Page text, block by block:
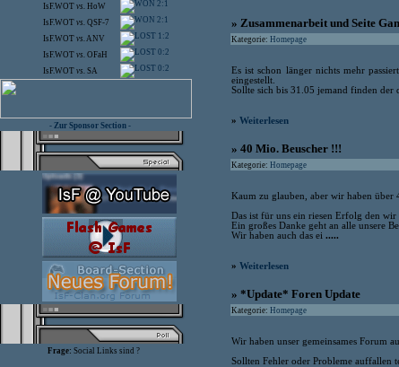
IsF.WOT vs. HoW 2:1
IsF.WOT vs. QSF-7 2:1
IsF.WOT vs.ANV 1:2
IsF.WOT vs. OFaH 0:2
IsF.WOT vs. SA 0:2
- Zur Sponsor Section -
Frage: Social Links sind ?
» Zusammenarbeit und Seite
Kategorie: Homepage
Es ist schon länger nichts mehr
eingestellt.
Sollte sich bis 31.05 jemand finden der
» Weiterlesen
» 40 Mio. Beuscher !!!
Kategorie: Homepage
Kaum zu glauben, aber wir haben über
Das ist für uns ein riesen Erfolg den wir
Ein großes Danke geht an alle unsere
Wir haben auch das ei .....
» Weiterlesen
» *Update* Foren Update
Kategorie: Homepage
Wir haben unser gemeinsames Forum
Sollten Fehler oder Probleme auffallen